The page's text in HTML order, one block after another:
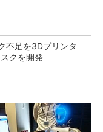
不足を3Dプリンタ
クを開発